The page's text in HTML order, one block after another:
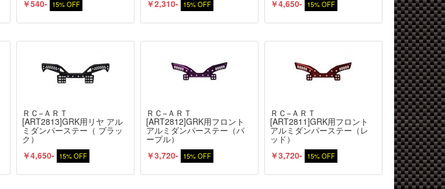
￥540- 15% OFF
￥2,310- 15% OFF
￥4,650- 15% OFF
ＲＣ−ＡＲＴ
[ART2813]GRK用リヤ アル
ミダンパーステー（ ブラッ
ク）
￥4,650- 15% OFF
ＲＣ−ＡＲＴ
[ART2812]GRK用フロント
アルミダンパーステー（パ
ープル）
￥3,720- 15% OFF
ＲＣ−ＡＲＴ
[ART2811]GRK用フロント
アルミダンパーステー（レ
ッド）
￥3,720- 15% OFF